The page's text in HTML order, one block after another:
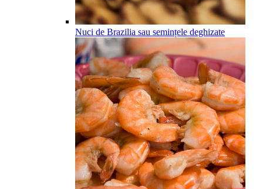
Nuci de Brazilia sau semințele deghizate